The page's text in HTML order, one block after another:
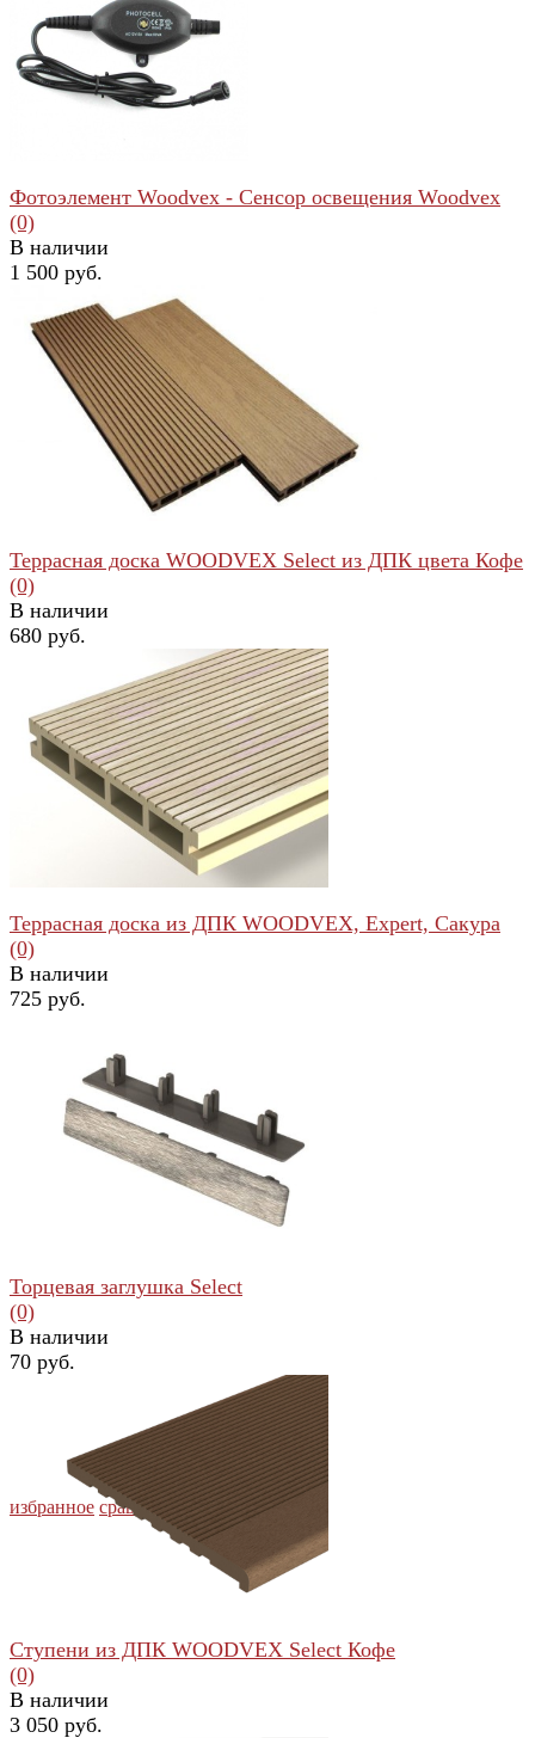
избранное сравнить
избранное сравнить
Фотоэлемент Woodvex - Сенсор освещения Woodvex
(0)
В наличии
1 500 руб.
избранное сравнить
Террасная доска WOODVEX Select из ДПК цвета Кофе
(0)
В наличии
680 руб.
избранное сравнить
Террасная доска из ДПК WOODVEX, Expert, Сакура
(0)
В наличии
725 руб.
избранное сравнить
Торцевая заглушка Select
(0)
В наличии
70 руб.
Ступени из ДПК WOODVEX Select Кофе
(0)
В наличии
3 050 руб.